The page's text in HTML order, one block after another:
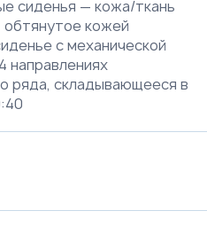
сиденья — кожа/ткань
обтянутое кожей
с механической
направлениях
ряда, складывающееся в